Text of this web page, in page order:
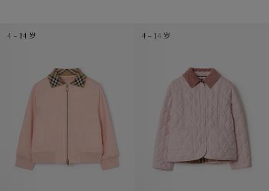
4 – 14 岁 4 – 14 岁